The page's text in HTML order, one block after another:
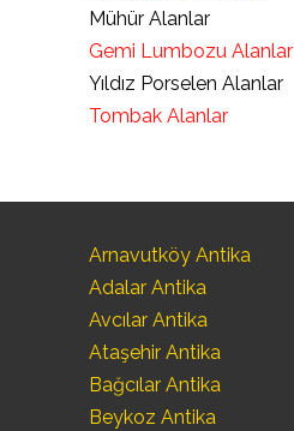
Mühür Alanlar
Gemi Lumbozu Alanlar
Yıldız Porselen Alanlar
Tombak Alanlar
Arnavutköy Antika
Adalar Antika
Avcılar Antika
Ataşehir Antika
Bağcılar Antika
Beykoz Antika